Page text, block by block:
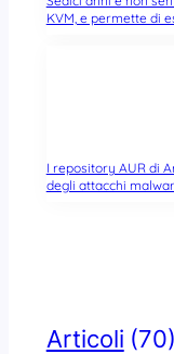
KVM, e permette di
I repository AUR di
degli attacchi
Articoli (70)